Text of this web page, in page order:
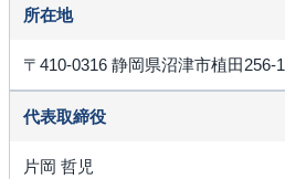
所在地
〒410-0316 静岡県沼津市植田256-1
代表取締役
片岡 哲児